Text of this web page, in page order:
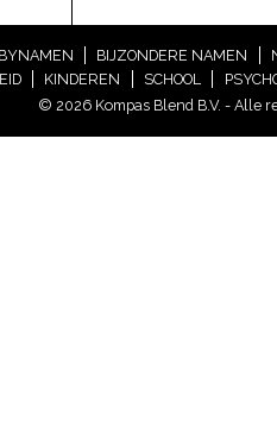
BIJZONDERE NAMEN
KINDEREN SCHOOL
© 2026 Kompas Blend B.V. - Alle